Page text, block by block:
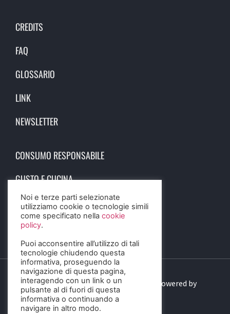
CREDITS
FAQ
GLOSSARIO
LINK
NEWSLETTER
CONSUMO RESPONSABILE
GUSTO E CUCINA
SCIENZA E SALUTE
STORIA E CULTURA
© 2023 Birra Informa. All Rights Reserved. Powered by
DIGITALSENSE
Noi e terze parti selezionate
utilizziamo cookie o tecnologie simili
come specificato nella cookie
policy.
Puoi acconsentire all’utilizzo di tali
tecnologie chiudendo questa
informativa, proseguendo la
navigazione di questa pagina,
interagendo con un link o un
pulsante al di fuori di questa
informativa o continuando a
navigare in altro modo.